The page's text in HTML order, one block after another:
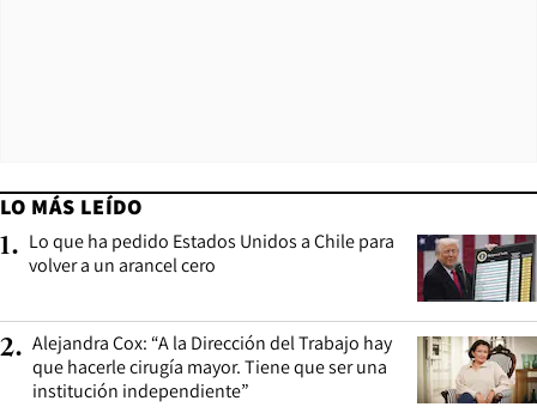
LO MÁS LEÍDO
1. Lo que ha pedido Estados Unidos a Chile para
volver a un arancel cero
2. Alejandra Cox: “A la Dirección del Trabajo hay
que hacerle cirugía mayor. Tiene que ser una
institución independiente”